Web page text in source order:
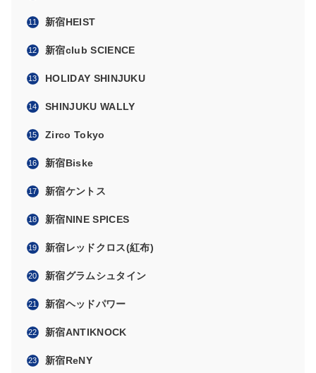
新宿HEIST
新宿club SCIENCE
HOLIDAY SHINJUKU
SHINJUKU WALLY
Zirco Tokyo
新宿Biske
新宿ケントス
新宿NINE SPICES
新宿レッドクロス(紅布)
新宿グラムシュタイン
新宿ヘッドパワー
新宿ANTIKNOCK
新宿ReNY